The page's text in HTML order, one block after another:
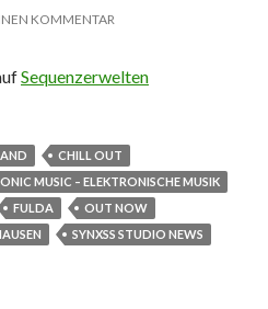
KOMMENTAR
Sequenzerwelten
CHILL OUT
MUSIC – ELEKTRONISCHE MUSIK
FULDA
OUT NOW
SYNXSS STUDIO NEWS